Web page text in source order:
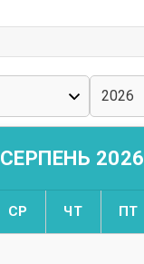
СЕРПЕНЬ 2026
СР ЧТ ПТ